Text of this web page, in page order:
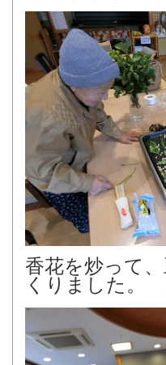
香花を炒って
くりました。